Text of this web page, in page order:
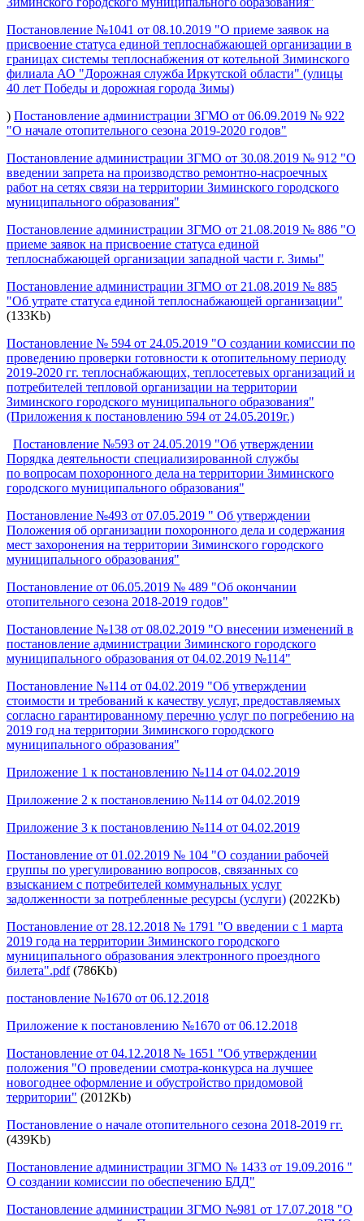
Постановление №1041 от 08.10.2019 "О приеме заявок на
присвоение статуса единой теплоснабжающей организации в
границах системы теплоснабжения от котельной Зиминского
филиала АО "Дорожная служба Иркутской области" (улицы
40 лет Победы и дорожная города Зимы)
) Постановление администрации ЗГМО от 06.09.2019 № 922
"О начале отопительного сезона 2019-2020 годов"
Постановление администрации ЗГМО от 30.08.2019 № 912 "О
введении запрета на производство ремонтно-насроечных
работ на сетях связи на территории Зиминского городского
муниципального образования"
Постановление администрации ЗГМО от 21.08.2019 № 886 "О
приеме заявок на присвоение статуса единой
теплоснабжающей организации западной части г. Зимы"
Постановление администрации ЗГМО от 21.08.2019 № 885
"Об утрате статуса единой теплоснабжающей организации"
(133Kb)
Постановление № 594 от 24.05.2019 "О создании комиссии по
проведению проверки готовности к отопительному периоду
2019-2020 гг. теплоснабжающих, теплосетевых организаций и
потребителей тепловой организации на территории
Зиминского городского муниципального образования"
(Приложения к постановлению 594 от 24.05.2019г.)
Постановление №593 от 24.05.2019 "Об утверждении
Порядка деятельности специализированной службы
по вопросам похоронного дела на территории Зиминского
городского муниципального образования"
Постановление №493 от 07.05.2019 " Об утверждении
Положения об организации похоронного дела и содержания
мест захоронения на территории Зиминского городского
муниципального образования"
Постановление от 06.05.2019 № 489 "Об окончании
отопительного сезона 2018-2019 годов"
Постановление №138 от 08.02.2019 "О внесении изменений в
постановление администрации Зиминского городского
муниципального образования от 04.02.2019 №114"
Постановление №114 от 04.02.2019 "Об утверждении
стоимости и требований к качеству услуг, предоставляемых
согласно гарантированному перечню услуг по погребению на
2019 год на территории Зиминского городского
муниципального образования"
Приложение 1 к постановлению №114 от 04.02.2019
Приложение 2 к постановлению №114 от 04.02.2019
Приложение 3 к постановлению №114 от 04.02.2019
Постановление от 01.02.2019 № 104 "О создании рабочей
группы по урегулированию вопросов, связанных со
взысканием с потребителей коммунальных услуг
задолженности за потребленные ресурсы (услуги) (2022Kb)
Постановление от 28.12.2018 № 1791 "О введении с 1 марта
2019 года на территории Зиминского городского
муниципального образования электронного проездного
билета".pdf(786Kb)
постановление №1670 от 06.12.2018
Приложение к постановлению №1670 от 06.12.2018
Постановление от 04.12.2018 № 1651 "Об утверждении
положения "О проведении смотра-конкурса на лучшее
новогоднее оформление и обустройство придомовой
территории" (2012Kb)
Постановление о начале отопительного сезона 2018-2019 гг.
(439Kb)
Постановление администрации ЗГМО № 1433 от 19.09.2016 "
О создании комиссии по обеспечению БДД"
Постановление администрации ЗГМО №981 от 17.07.2018 "О